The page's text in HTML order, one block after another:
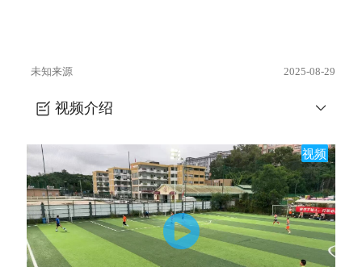
未知来源 2025-08-29
视频介绍
视频